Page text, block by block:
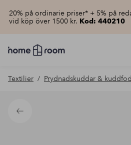
20% på ordinarie priser* + 5% på
vid köp över 1500 kr. Kod: 440210
Homeroom
–
hemmet
pris
Textilier Prydnadskuddar &
Tillbaka